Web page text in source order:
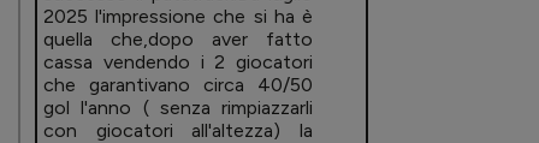
2025 l'impressione che si ha è
quella che,dopo aver fatto
cassa vendendo i 2 giocatori
che garantivano circa 40/50
gol l'anno ( senza rimpiazzarli
con giocatori all'altezza) la